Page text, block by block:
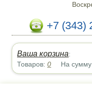
+7 (343)
Ваша корзина:
Товаров:0 На